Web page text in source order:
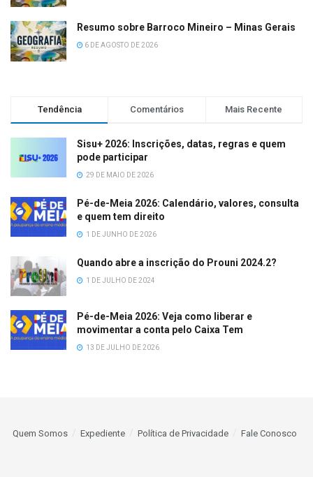
Resumo sobre Barroco Mineiro – Minas Gerais
6 DE AGOSTO DE 2026
Tendência Comentários Mais Recente
Sisu+ 2026: Inscrições, datas, regras e quem
pode participar
29 DE MAIO DE 2026
Pé-de-Meia 2026: Calendário, valores, consulta
e quem tem direito
1 DE JUNHO DE 2026
Quando abre a inscrição do Prouni 2024.2?
1 DE JULHO DE 2024
Pé-de-Meia 2026: Veja como liberar e
movimentar a conta pelo Caixa Tem
13 DE JULHO DE 2026
Quem Somos Expediente Política de Privacidade Fale Conosco